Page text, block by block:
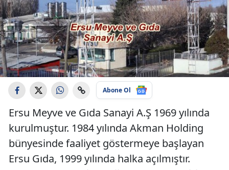
Abone Ol
Ersu Meyve ve Gıda Sanayi A.Ş 1969 yılında
kurulmuştur. 1984 yılında Akman Holding
bünyesinde faaliyet göstermeye başlayan
Ersu Gıda, 1999 yılında halka açılmıştır.